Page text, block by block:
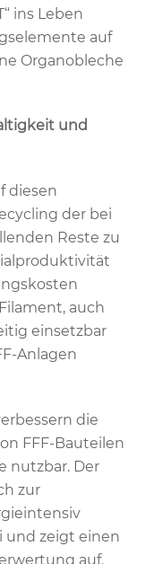
ins Leben
auf
Organobleche
und
diesen
der bei
Reste zu
auch
einsetzbar
Anlagen
die
FFF-Bauteilen
nutzbar. Der
zur
und zeigt einen
auf.